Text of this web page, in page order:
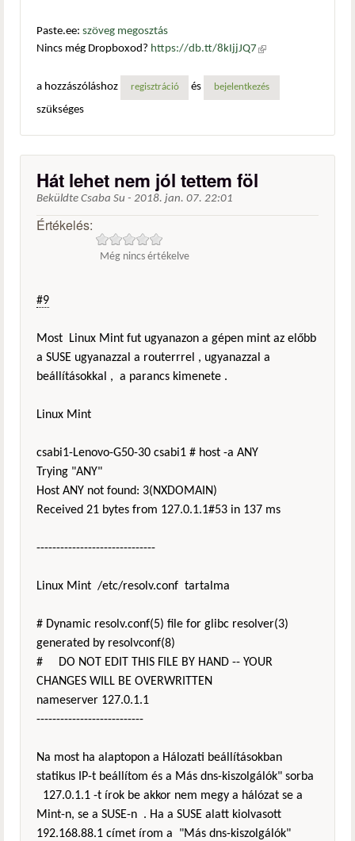
Paste.ee: szöveg megosztás
Nincs még Dropboxod? https://db.tt/8kIjjJQ7 (külső
a hozzászóláshoz
regisztráció és bejelentkezés
szükséges
Hát lehet nem jól tettem föl
Beküldte Csaba Su - 2018. jan. 07. 22:01
Értékelés:
Még nincs értékelve
#9
Most Linux Mint fut ugyanazon a gépen mint az előbb
a SUSE ugyanazzal a routerrrel , ugyanazzal a
beállításokkal , a parancs kimenete .
Linux Mint
csabi1-Lenovo-G50-30 csabi1 # host -a ANY
Trying "ANY"
Host ANY not found: 3(NXDOMAIN)
Received 21 bytes from 127.0.1.1#53 in 137 ms
------------------------------
Linux Mint /etc/resolv.conf tartalma
# Dynamic resolv.conf(5) file for glibc resolver(3)
generated by resolvconf(8)
# DO NOT EDIT THIS FILE BY HAND -- YOUR
CHANGES WILL BE OVERWRITTEN
nameserver 127.0.1.1
---------------------------
Na most ha alaptopon a Hálozati beállításokban
statikus IP-t beállítom és a Más dns-kiszolgálók" sorba
127.0.1.1 -t írok be akkor nem megy a hálózat se a
Mint-n, se a SUSE-n . Ha a SUSE alatt kiolvasott
192.168.88.1 címet írom a "Más dns-kiszolgálók"